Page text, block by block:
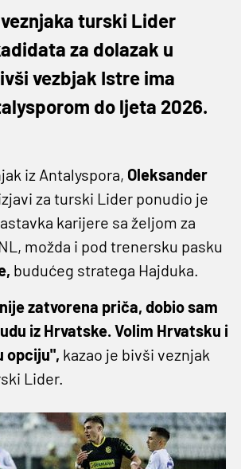
turski Lider
za dolazak u
vezbjak Istre ima
do ljeta 2026.
iz Antalyspora, Oleksander
za turski Lider ponudio je
karijere sa željom za
možda i pod trenersku pasku
budućeg stratega Hajduka.
zatvorena priča, dobio sam
iz Hrvatske. Volim Hrvatsku i
opciju", kazao je bivši veznjak
Lider.